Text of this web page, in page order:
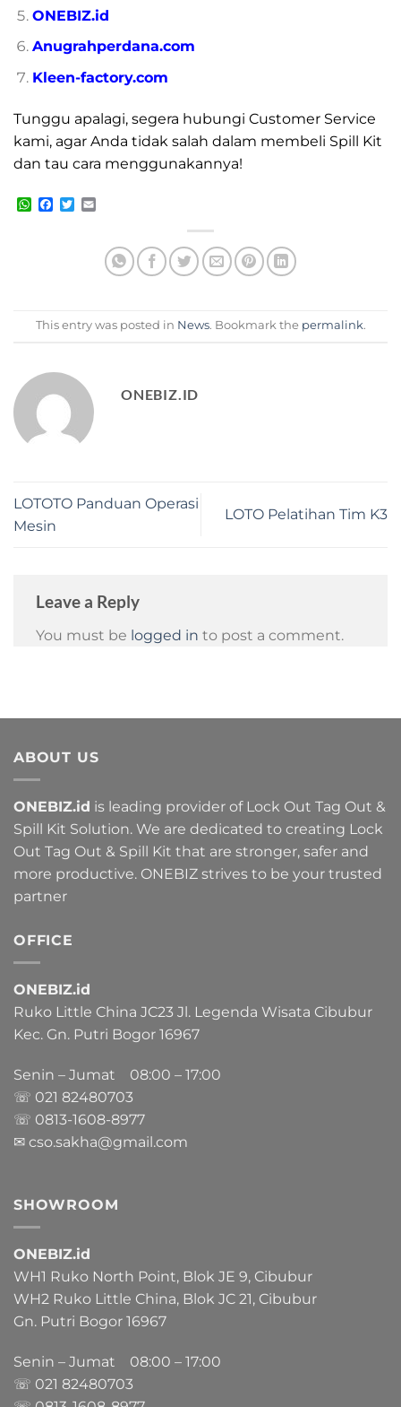
ONEBIZ.id
Anugrahperdana.com
Kleen-factory.com
Tunggu apalagi, segera hubungi Customer Service
kami, agar Anda tidak salah dalam membeli Spill Kit
dan tau cara menggunakannya!
WhatsApp
Facebook
Twitter
This entry was posted in News. Bookmark the permalink.
ONEBIZ.ID
LOTOTO Panduan Operasi
Mesin
LOTO Pelatihan Tim K3
Leave a Reply
You must be logged in to post a comment.
ABOUT US
ONEBIZ.id is leading provider of Lock Out Tag Out &
Spill Kit Solution. We are dedicated to creating Lock
Out Tag Out & Spill Kit that are stronger, safer and
more productive. ONEBIZ strives to be your trusted
partner
OFFICE
ONEBIZ.id
Ruko Little China JC23 Jl. Legenda Wisata Cibubur
Kec. Gn. Putri Bogor 16967
Senin – Jumat 08:00 – 17:00
☏ 021 82480703
☏ 0813-1608-8977
✉ cso.sakha@gmail.com
SHOWROOM
ONEBIZ.id
WH1 Ruko North Point, Blok JE 9, Cibubur
WH2 Ruko Little China, Blok JC 21, Cibubur
Gn. Putri Bogor 16967
Senin – Jumat 08:00 – 17:00
☏ 021 82480703